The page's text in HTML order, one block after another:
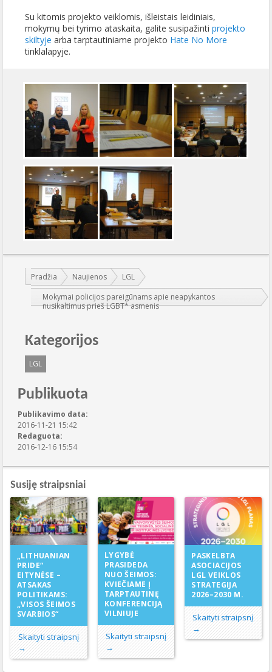
Su kitomis projekto veiklomis, išleistais leidiniais,
mokymų bei tyrimo ataskaita, galite susipažinti projekto
skiltyje arba tarptautiniame projekto Hate No More
tinklalapyje.
Jūs esate čia:
Pradžia Naujienos
LGL
Mokymai policijos pareigūnams apie neapykantos
nusikaltimus prieš LGBT* asmenis
Kategorijos
LGL
Publikuota
Publikavimo data:
2016-11-21 15:42
Redaguota:
2016-12-16 15:54
Susiję straipsniai
„LITHUANIAN
PRIDE“
EITYNĖSE –
ATSAKAS
POLITIKAMS:
„VISOS ŠEIMOS
SVARBIOS“
Skaityti straipsnį
→
LYGYBĖ
PRASIDEDA
NUO ŠEIMOS:
KVIEČIAME Į
TARPTAUTINĘ
KONFERENCIJĄ
VILNIUJE
Skaityti straipsnį
→
PASKELBTA
ASOCIACIJOS
LGL VEIKLOS
STRATEGIJA
2026–2030 M.
Skaityti straipsnį
→